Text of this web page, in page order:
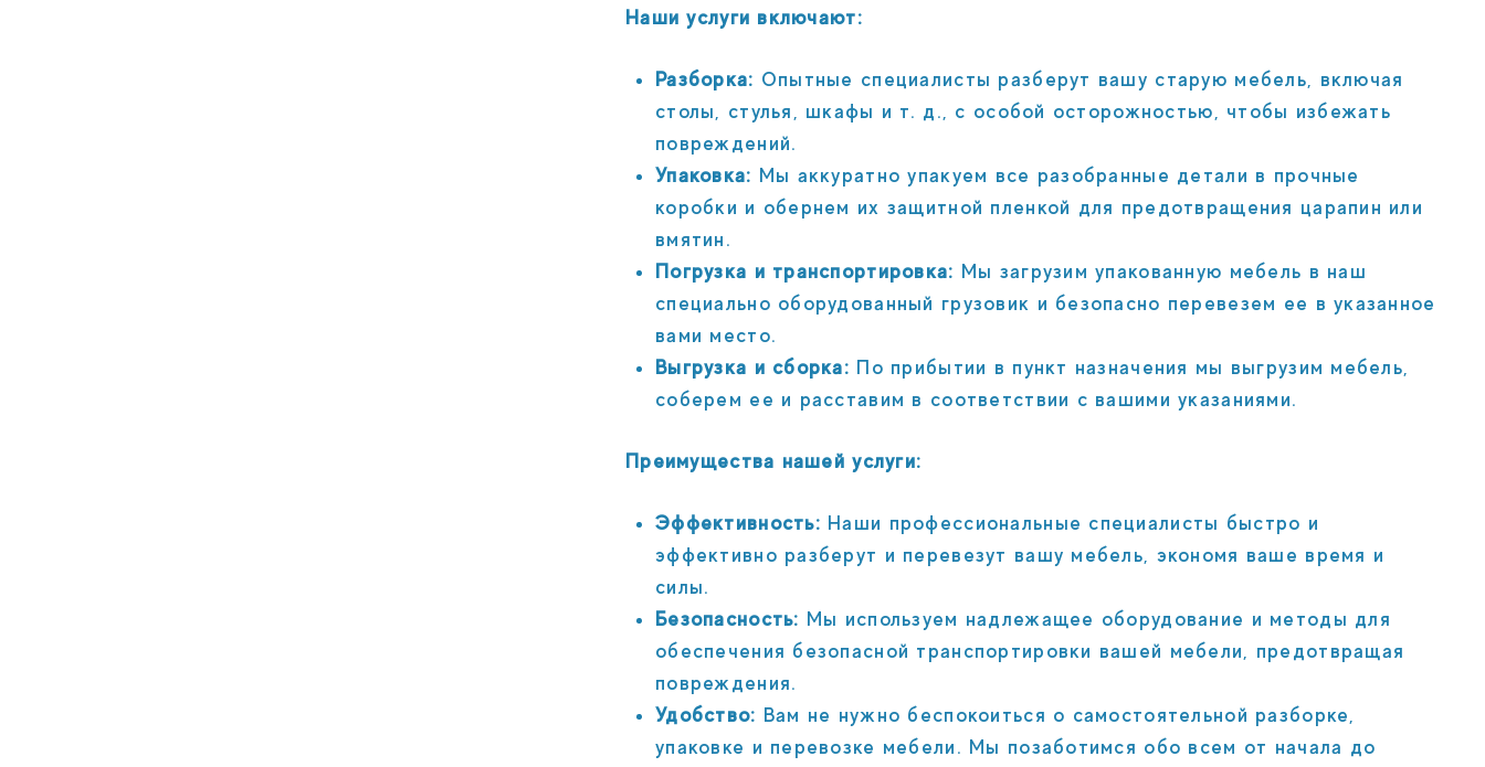
Сообщение
Наши услуги включают:
Разборка: Опытные специалисты разберут вашу старую мебель, включая
столы, стулья, шкафы и т. д., с особой осторожностью, чтобы избежать
повреждений.
Упаковка: Мы аккуратно упакуем все разобранные детали в прочные
коробки и обернем их защитной пленкой для предотвращения царапин или
вмятин.
Погрузка и транспортировка: Мы загрузим упакованную мебель в наш
специально оборудованный грузовик и безопасно перевезем ее в указанное
вами место.
Выгрузка и сборка: По прибытии в пункт назначения мы выгрузим мебель,
соберем ее и расставим в соответствии с вашими указаниями.
Преимущества нашей услуги:
Эффективность: Наши профессиональные специалисты быстро и
эффективно разберут и перевезут вашу мебель, экономя ваше время и
силы.
Безопасность: Мы используем надлежащее оборудование и методы для
обеспечения безопасной транспортировки вашей мебели, предотвращая
повреждения.
Удобство: Вам не нужно беспокоиться о самостоятельной разборке,
упаковке и перевозке мебели. Мы позаботимся обо всем от начала до